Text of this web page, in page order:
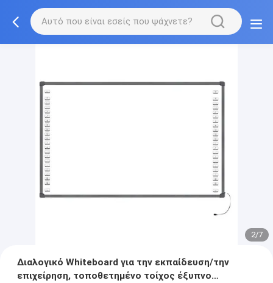
2/7
Διαλογικό Whiteboard για την εκπαίδευση/την
επιχείρηση, τοποθετημένο τοίχος έξυπνο